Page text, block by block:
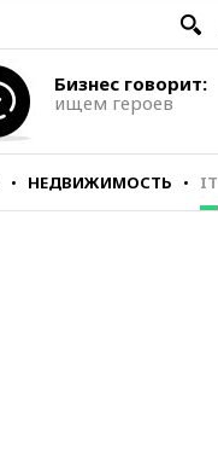
Бизнес говорит:
ищем героев
НЕДВИЖИМОСТЬ IT